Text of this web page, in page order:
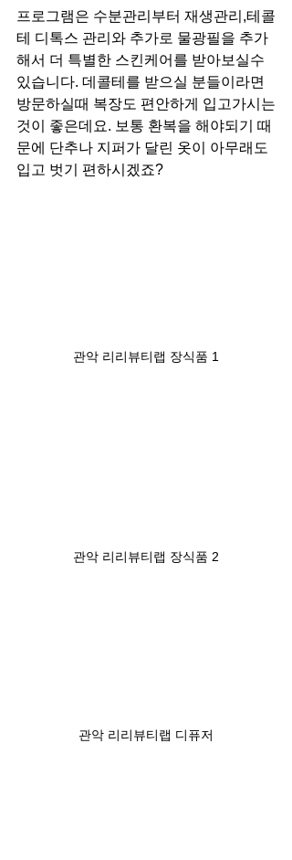
프로그램은 수분관리부터 재생관리,테콜
테 디톡스 관리와 추가로 물광필을 추가
해서 더 특별한 스킨케어를 받아보실수
있습니다. 데콜테를 받으실 분들이라면
방문하실때 복장도 편안하게 입고가시는
것이 좋은데요. 보통 환복을 해야되기 때
문에 단추나 지퍼가 달린 옷이 아무래도
입고 벗기 편하시겠죠?
관악 리리뷰티랩 장식품 1
관악 리리뷰티랩 장식품 2
관악 리리뷰티랩 디퓨저